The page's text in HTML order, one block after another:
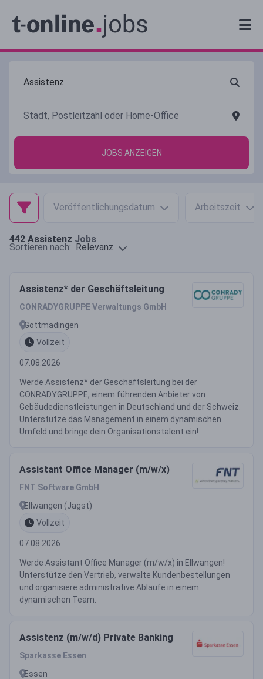
JOBS ANZEIGEN
Veröffentlichungsdatum Arbeitszeit
442 Assistenz Jobs
Sortieren nach: Relevanz
Assistenz* der Geschäftsleitung
CONRADYGRUPPE Verwaltungs GmbH
Gottmadingen
Vollzeit
07.08.2026
Werde Assistenz* der Geschäftsleitung bei der
CONRADYGRUPPE, einem führenden Anbieter von
Gebäudedienstleistungen in Deutschland und der Schweiz.
Unterstütze das Management in einem dynamischen
Umfeld und bringe dein Organisationstalent ein!
Assistant Office Manager (m/w/x)
FNT Software GmbH
Ellwangen (Jagst)
Vollzeit
07.08.2026
Werde Assistant Office Manager (m/w/x) in Ellwangen!
Unterstütze den Vertrieb, verwalte Kundenbestellungen
und organisiere administrative Abläufe in einem
dynamischen Team.
Assistenz (m/w/d) Private Banking
Sparkasse Essen
Essen